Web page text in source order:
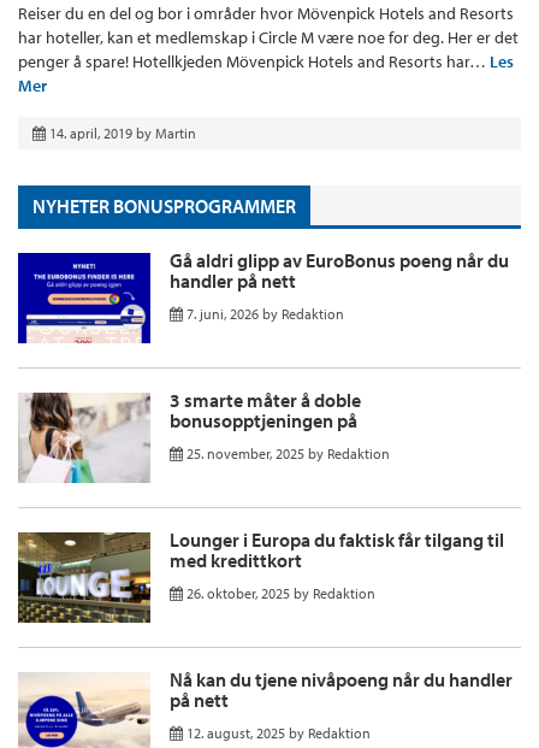
Reiser du en del og bor i områder hvor Mövenpick Hotels and Resorts
har hoteller, kan et medlemskap i Circle M være noe for deg. Her er det
penger å spare! Hotellkjeden Mövenpick Hotels and Resorts har… Les
Mer
14. april, 2019 by Martin
NYHETER BONUSPROGRAMMER
Gå aldri glipp av EuroBonus poeng når du
handler på nett
7. juni, 2026 by Redaktion
3 smarte måter å doble
bonusopptjeningen på
25. november, 2025 by Redaktion
Lounger i Europa du faktisk får tilgang til
med kredittkort
26. oktober, 2025 by Redaktion
Nå kan du tjene nivåpoeng når du handler
på nett
12. august, 2025 by Redaktion